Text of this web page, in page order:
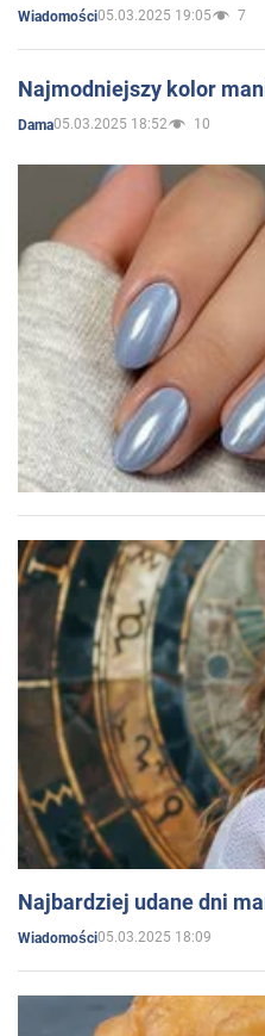
Wiadomości05.03.2025 19:05 7
Najmodniejszy kolor
Dama05.03.2025 18:52 10
Najbardziej udane dni
Wiadomości05.03.2025 18:09